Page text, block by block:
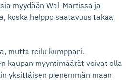
myydään Wal-Martissa ja
koska helppo saatavuus takaa
mutta reilu kumppani.
kaupan myyntimäärät voivat olla
yksittäisen pienemmän maan